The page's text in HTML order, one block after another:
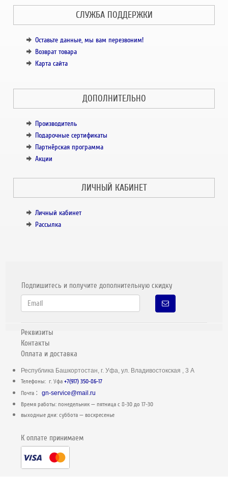
СЛУЖБА ПОДДЕРЖКИ
Оставьте данные, мы вам перезвоним!
Возврат товара
Карта сайта
ДОПОЛНИТЕЛЬНО
Производитель
Подарочные сертификаты
Партнёрская программа
Акции
ЛИЧНЫЙ КАБИНЕТ
Личный кабинет
Рассылка
Подпишитесь и получите дополнительную скидку
Реквизиты
Контакты
Оплата и доставка
Республика Башкортостан, г. Уфа, ул. Владивостокская , 3 А
Телефоны: г. Уфа+7(917) 350-86-17
Почта :gn-service@mail.ru
Время работы: понедельник — пятница c 8-30 до 17-30
выходные дни: суббота — воскресенье
К оплате принимаем